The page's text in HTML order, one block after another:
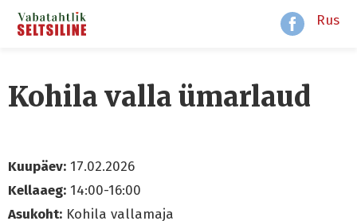
Rus
Kohila valla ümarlaud
Kuupäev: 17.02.2026
Kellaaeg: 14:00-16:00
Asukoht: Kohila vallamaja